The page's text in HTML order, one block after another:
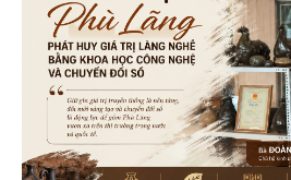
các đơn vị thuộc Bộ Nông
chuyên gia, nhà khoa học, Sở
trường tỉnh Lai Châu và đại
doanh nghiệp ở các tỉnh miền